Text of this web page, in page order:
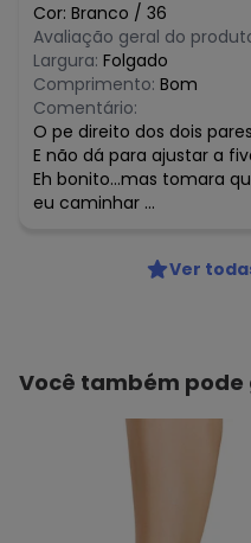
Cor: Branco / 36
Avaliação geral do
Largura: Folgado
Comprimento: Bom
Comentário:
O pe direito dos dois
E não dá para ajustar a
Eh bonito...mas tomara
eu caminhar ...
Ver
Você também pode